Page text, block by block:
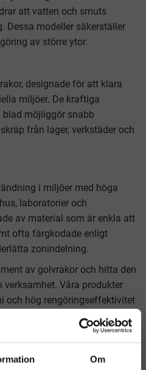
Om
att vatten och smuts
Dessa modeller säkerställer
av större ytor.
designade för att klara
miljöer. De kraftiga
blad möjliggör snabb
från lager, verkstäder och
i miljöer med höga
laboratorier och
av material som är enkla att
ofta färgkodade enligt
zonindelning.
av golvrakor och hitta den
Våra produkter
och hög rengöringseffektivitet
oss gärna för
beställningar.